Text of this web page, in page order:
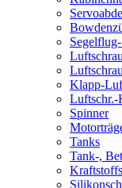
Klapp-
Luftschr.-
Spinner
Tanks
Tank-,